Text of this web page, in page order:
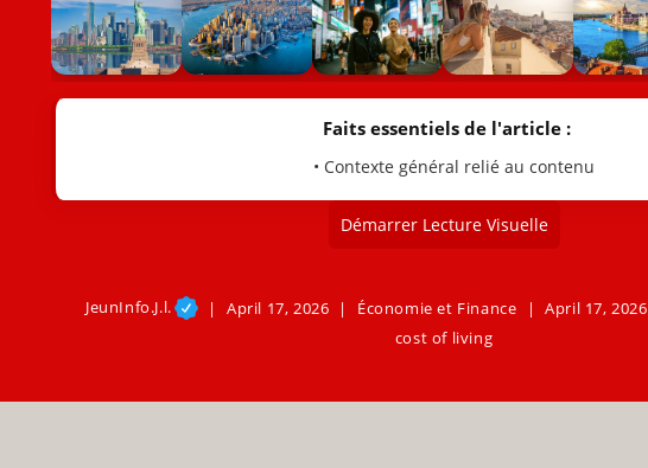
Faits essentiels de l'article :
• Contexte général relié au contenu
Démarrer Lecture Visuelle
JeunInfo.J.l. April 17, 2026 Économie et Finance April 17, 2026
cost of living